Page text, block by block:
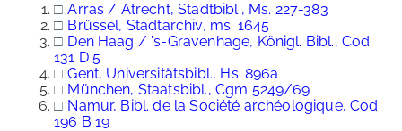
□ Arras / Atrecht, Stadtbibl., Ms. 227-383
□ Brüssel, Stadtarchiv, ms. 1645
□ Den Haag / 's-Gravenhage, Königl. Bibl., Cod.
131 D 5
□ Gent, Universitätsbibl., Hs. 896a
□ München, Staatsbibl., Cgm 5249/69
□ Namur, Bibl. de la Société archéologique, Cod.
196 B 19